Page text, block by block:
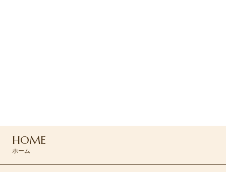
HOME
ホーム